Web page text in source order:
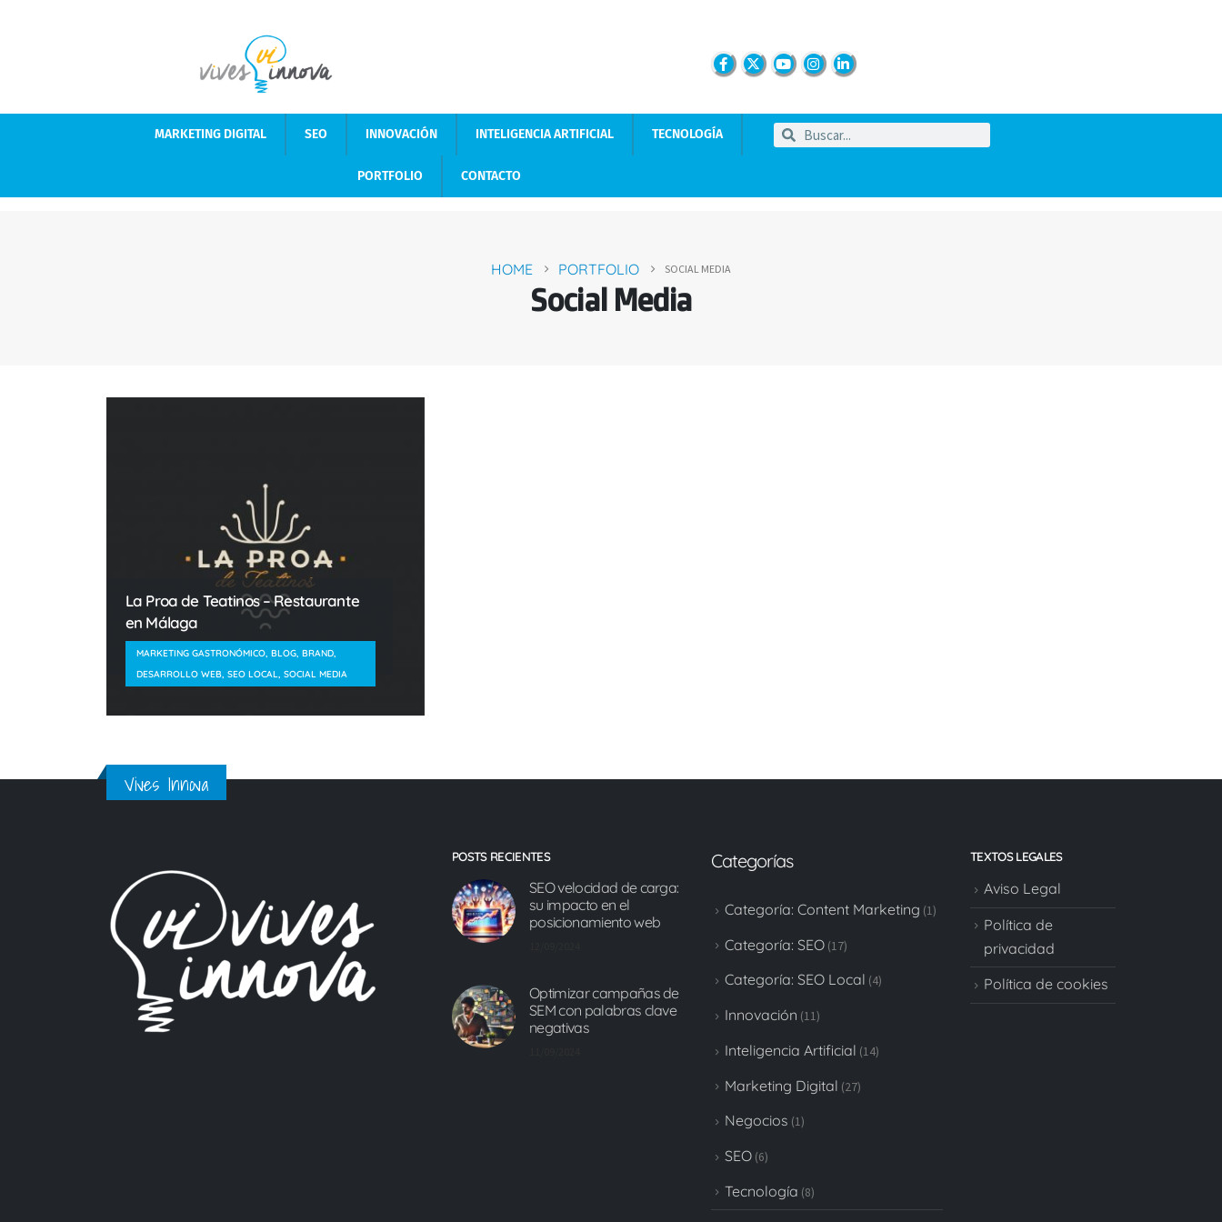
MARKETING DIGITAL SEO INNOVACIÓN INTELIGENCIA ARTIFICIAL TECNOLOGÍA
PORTFOLIO CONTACTO
HOME PORTFOLIO SOCIAL MEDIA
Social Media
La Proa de Teatinos – Restaurante
en Málaga
MARKETING GASTRONÓMICO, BLOG, BRAND,
DESARROLLO WEB, SEO LOCAL, SOCIAL MEDIA
Vives Innova
POSTS RECIENTES
SEO velocidad de carga:
su impacto en el
posicionamiento web
Optimizar campañas de
SEM con palabras clave
negativas
Categorías
Categoría: Content Marketing (1)
Categoría: SEO (17)
Categoría: SEO Local (4)
Innovación (11)
Inteligencia Artificial (14)
Marketing Digital (27)
Negocios (1)
SEO (6)
Tecnología (8)
TEXTOS LEGALES
Aviso Legal
Política de
privacidad
Política de cookies